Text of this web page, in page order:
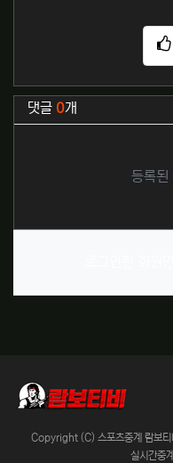
관련자료
댓글 0개
등록된
Copyright (C) 스포츠중계 람보티
실시간중